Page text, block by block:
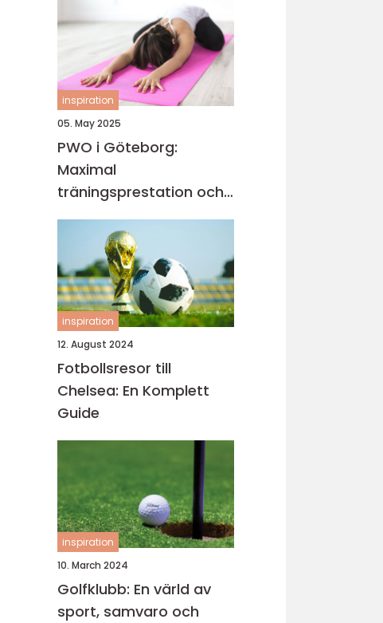
inspiration
05. May 2025
PWO i Göteborg:
Maximal
träningsprestation och
fokus
inspiration
12. August 2024
Fotbollsresor till
Chelsea: En Komplett
Guide
inspiration
10. March 2024
Golfklubb: En värld av
sport, samvaro och